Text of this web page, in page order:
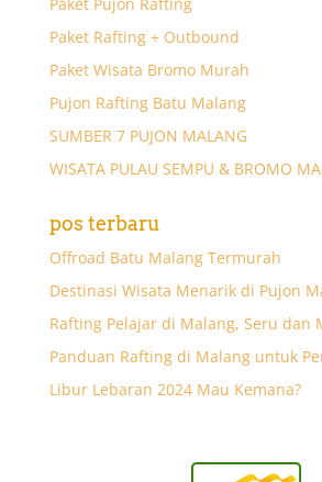
Paket Rafting + Outbound
Paket Wisata Bromo Murah
Pujon Rafting Batu Malang
SUMBER 7 PUJON MALANG
WISATA PULAU SEMPU & BROMO
pos terbaru
Offroad Batu Malang Termurah
Destinasi Wisata Menarik di Pujon
Rafting Pelajar di Malang, Seru dan
Panduan Rafting di Malang untuk
Libur Lebaran 2024 Mau Kemana?